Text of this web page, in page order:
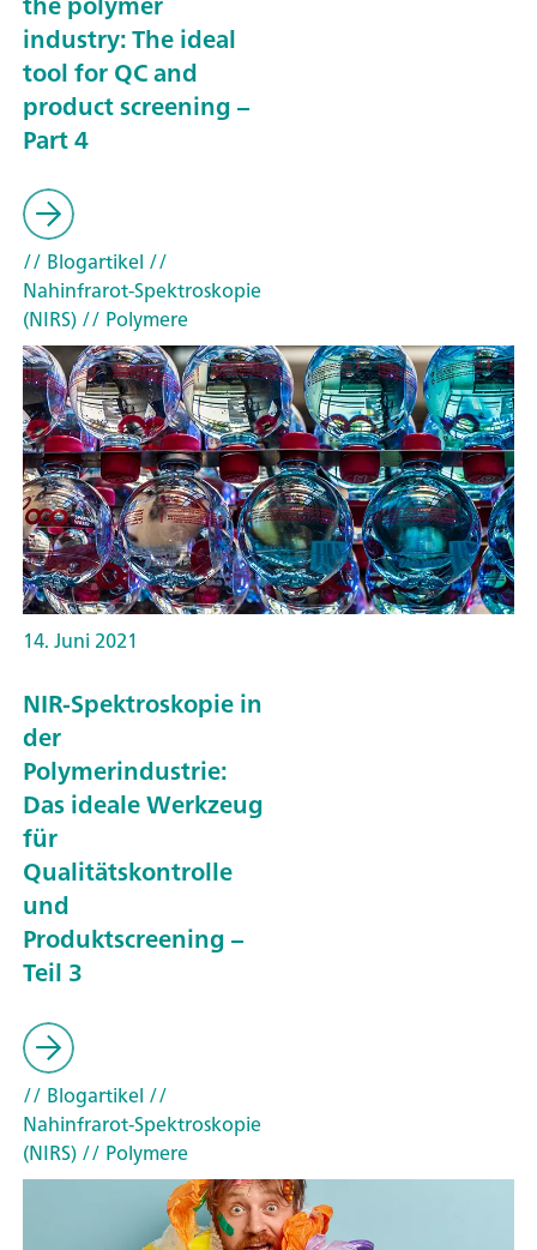
industry: The ideal
tool for QC and
product screening –
Part 4
// Blogartikel //
Nahinfrarot-Spektroskopie
(NIRS)// Polymere
14. Juni 2021
NIR-Spektroskopie in
der
Polymerindustrie:
Das ideale Werkzeug
für
Qualitätskontrolle
und
Produktscreening –
Teil 3
// Blogartikel //
Nahinfrarot-Spektroskopie
(NIRS)// Polymere